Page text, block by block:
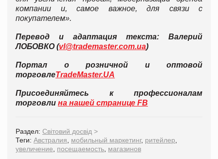
компании и, самое важное, для связи с
покупателем».
Перевод и адаптация текста: Валерий
ЛОБОВКО (vl@trademaster.com.ua)
Портал о розничной и оптовой
торговлеTradeMaster.UA
Присоединяйтесь к профессионалам
торговли на нашей странице FB
Раздел: Світовий досвід >
Теги: Австралия мобильный маркетинг, ритейлер
увеличение
посещаемость магазинов